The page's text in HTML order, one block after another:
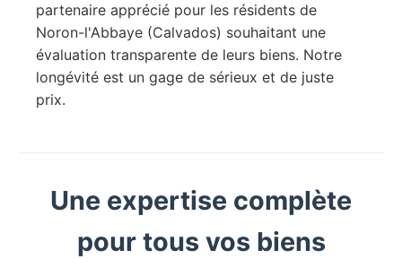
partenaire apprécié pour les résidents de
Noron-l'Abbaye (Calvados) souhaitant une
évaluation transparente de leurs biens. Notre
longévité est un gage de sérieux et de juste
prix.
Une expertise complète
pour tous vos biens